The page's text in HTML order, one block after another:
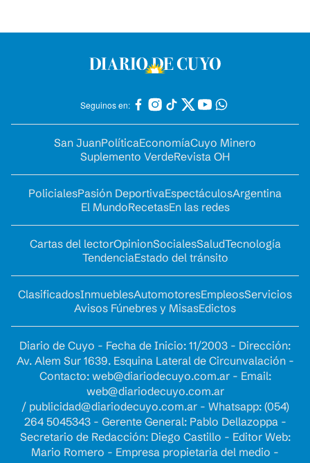
Seguinos en:
San JuanPolíticaEconomíaCuyo Minero
Suplemento VerdeRevista OH
PolicialesPasión DeportivaEspectáculosArgentina
El MundoRecetasEn las redes
Cartas del lectorOpinionSocialesSaludTecnología
TendenciaEstado del tránsito
ClasificadosInmueblesAutomotoresEmpleosServicios
Avisos Fúnebres y MisasEdictos
Diario de Cuyo - Fecha de Inicio: 11/2003 - Dirección:
Av. Alem Sur 1639. Esquina Lateral de Circunvalación -
Contacto: web@diariodecuyo.com.ar- Email:
web@diariodecuyo.com.ar
/ publicidad@diariodecuyo.com.ar- Whatsapp: (054)
264 5045343 - Gerente General: Pablo Dellazoppa -
Secretario de Redacción: Diego Castillo - Editor Web:
Mario Romero - Empresa propietaria del medio -